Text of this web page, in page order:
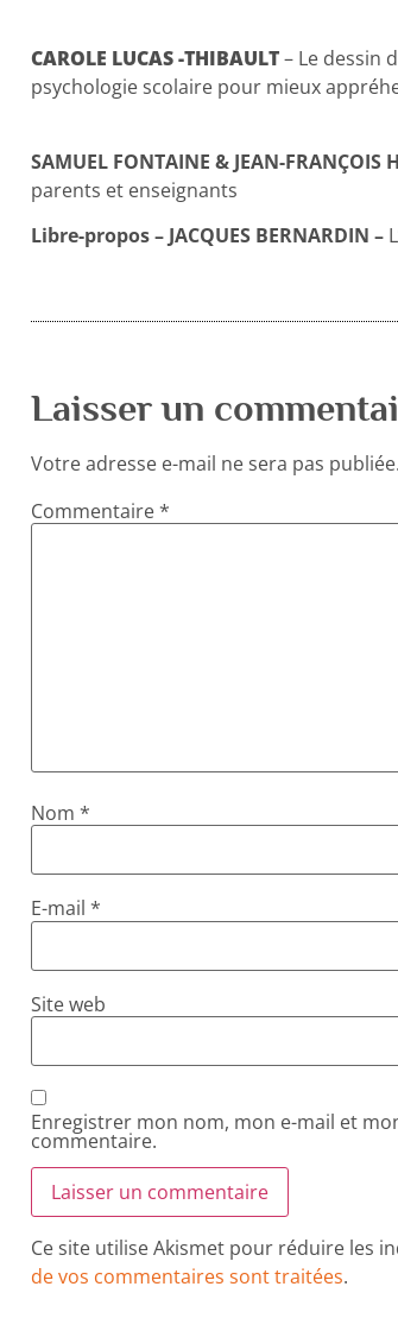
CAROLE LUCAS -THIBAULT– Le dessin
psychologie scolaire pour mieux
SAMUEL FONTAINE & JEAN-FRANÇOIS
parents et enseignants
Libre-propos – JACQUES BERNARDIN –
Laisser un
Votre adresse e-mail ne sera pas publiée.
Commentaire*
Nom *
E-mail *
Site web
Enregistrer mon nom, mon e-mail et
commentaire.
Ce site utilise Akismet pour réduire les
de vos commentaires sont traitées.